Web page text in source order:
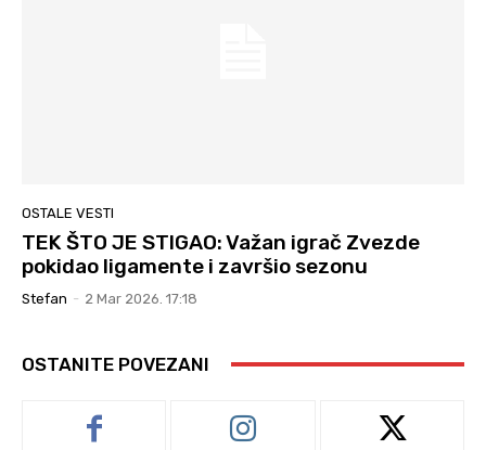
OSTALE VESTI
TEK ŠTO JE STIGAO: Važan igrač Zvezde
pokidao ligamente i završio sezonu
Stefan - 2 Mar 2026. 17:18
OSTANITE POVEZANI